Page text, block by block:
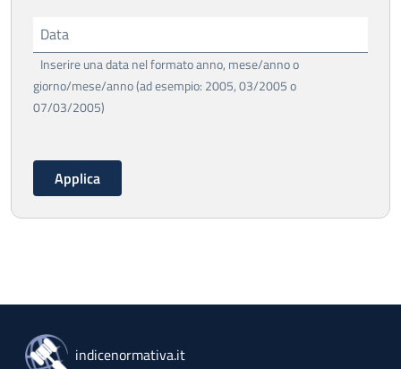
Data
Inserire una data nel formato anno, mese/anno o
giorno/mese/anno (ad esempio: 2005, 03/2005 o
07/03/2005)
indicenormativa.it